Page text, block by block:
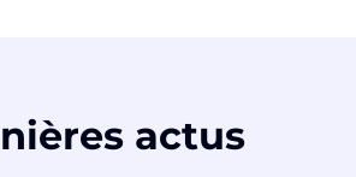
actus